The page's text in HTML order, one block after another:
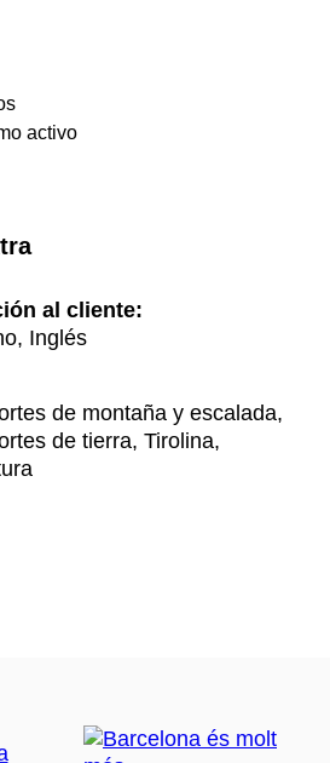
activo
al cliente:
Inglés
de montaña y escalada,
de tierra, Tirolina,